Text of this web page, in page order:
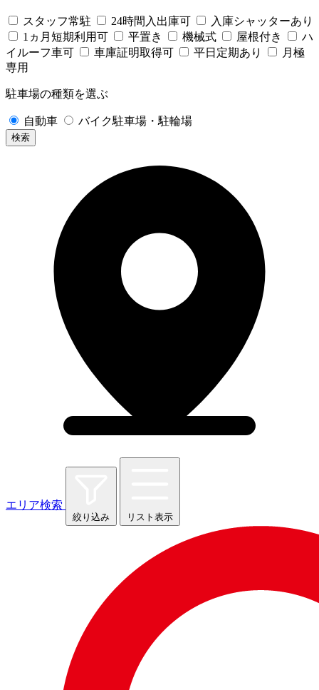
スタッフ常駐 24時間入出庫可
入庫シャッターあり
1ヵ月短期利用可
平置き 機械式 屋根付き
ハ
イルーフ車可
車庫証明取得可 平日定期あり
月極
専用
駐車場の種類を選ぶ
自動車 バイク駐車場・駐輪場
検索
エリア検索
絞り込み リスト表示